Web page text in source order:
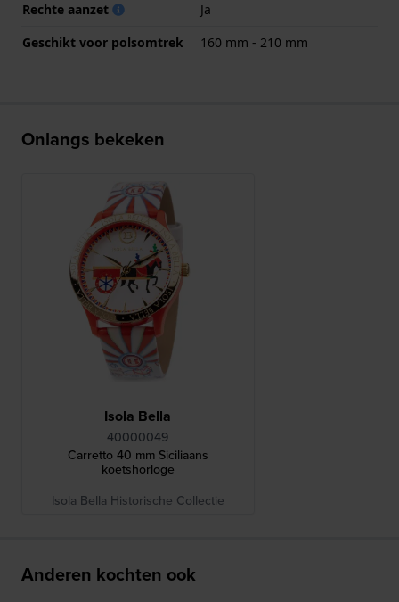
Rechte aanzet
Ja
Geschikt voor polsomtrek
160 mm - 210 mm
Onlangs bekeken
Isola Bella
40000049
Carretto 40 mm Siciliaans
koetshorloge
Isola Bella Historische Collectie
Anderen kochten ook